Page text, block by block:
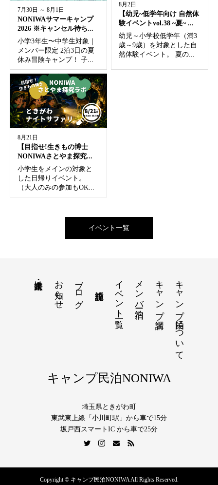
7月30日 ～ 8月1日
NONIWAサマーキャンプ
2026 ※キャンセル待ち...
小学3年生〜中学生対象｜
メンバー限定 2泊3日の夏
休み冒険キャンプ！ 子...
8月2日
【幼児~低学年向け 自然体
験イベントvol.38 ~夏~ ...
幼児～小学校低学年（満3
歳～9歳）を対象とした自
然体験イベント。 夏の...
8月21日
【目指せ!生きもの博士
NONIWAさとやま探究...
小学生をメインの対象と
した日帰りイベント。
（大人のみの参加もOK...
イベント一覧
キャンプ民泊について
キャンプ講習
メンバー宿泊
イベント一覧
ブログ
お知らせ
法人・企業向け
キャンプ民泊NONIWA
埼玉県ときがわ町
東武東上線「小川町駅」から車で15分
坂戸西スマートIC から車で25分
Copyright © キャンプ民泊NONIWA All Rights Reserved.